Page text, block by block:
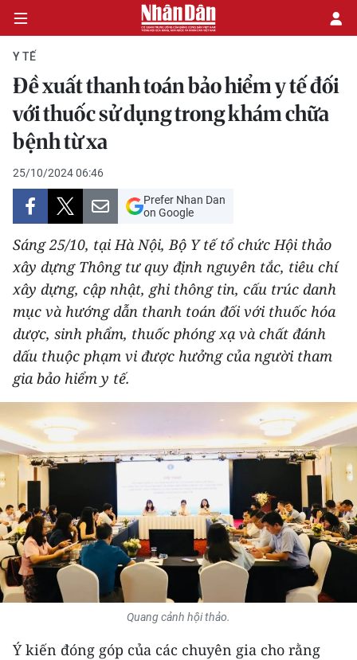
CHÍNH TRỊ
KINH TẾ
VĂN HÓA
XÃ HỘI
PHÁP LUẬT
DU LỊCH
THẾ GIỚI
THỂ THAO
GIÁO DỤC
Y TẾ
KHOA HỌC - CÔNG NGHỆ
MÔI TRƯỜNG
BẠN ĐỌC
KIỂM CHỨNG THÔNG TIN
TRI THỨC CHUYÊN SÂU
Y TẾ
Đề xuất thanh toán bảo hiểm y tế đối
với thuốc sử dụng trong khám chữa
bệnh từ xa
25/10/2024 06:46
Prefer Nhan Dan
on Google
Sáng 25/10, tại Hà Nội, Bộ Y tế tổ chức Hội thảo
xây dựng Thông tư quy định nguyên tắc, tiêu chí
xây dựng, cập nhật, ghi thông tin, cấu trúc danh
mục và hướng dẫn thanh toán đối với thuốc hóa
dược, sinh phẩm, thuốc phóng xạ và chất đánh
dấu thuộc phạm vi được hưởng của người tham
gia bảo hiểm y tế.
Quang cảnh hội thảo.
Ý kiến đóng góp của các chuyên gia cho rằng